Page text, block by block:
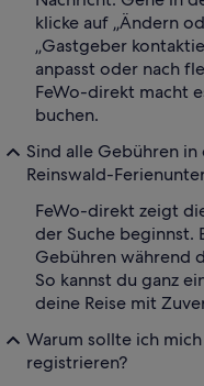
klicke auf „Ändern
„Gastgeber
anpasst oder nach
FeWo-direkt macht
buchen.
Sind alle Gebühren
Reinswald-
FeWo-direkt zeigt
der Suche beginnst.
Gebühren während
So kannst du ganz
deine Reise mit
Warum sollte ich
registrieren?